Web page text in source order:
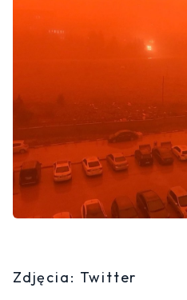
Zdjęcia: Twitter